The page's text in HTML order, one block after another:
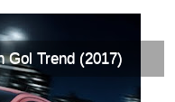
Gol Trend (2017)